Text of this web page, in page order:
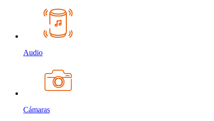
Audio
Cámaras